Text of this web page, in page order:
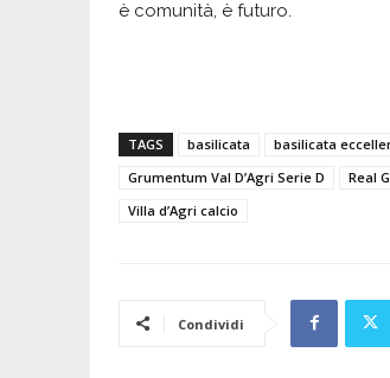
è comunità, è futuro.
TAGS basilicata basilicata
Grumentum Val D’Agri Serie D
Real
Villa d’Agri calcio
Condividi